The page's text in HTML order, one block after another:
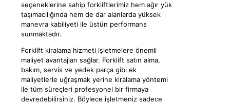
seçeneklerine sahip forkliftlerimiz hem ağır yük
taşımacılığında hem de dar alanlarda yüksek
manevra kabiliyeti ile üstün performans
sunmaktadır.
Forklift kiralama hizmeti işletmelere önemli
maliyet avantajları sağlar. Forklift satın alma,
bakım, servis ve yedek parça gibi ek
maliyetlerle uğraşmak yerine kiralama yöntemi
ile tüm süreçleri profesyonel bir firmaya
devredebilirsiniz. Böylece işletmeniz sadece